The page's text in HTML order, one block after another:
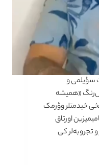
سؤیلمی و
«همیشه
خیدمتلر وؤرمک
اورتاق
و تجروبه‌لر کی